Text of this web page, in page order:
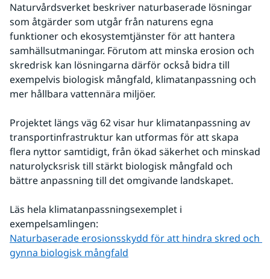
Naturvårdsverket beskriver naturbaserade lösningar
som åtgärder som utgår från naturens egna
funktioner och ekosystemtjänster för att hantera
samhällsutmaningar. Förutom att minska erosion och
skredrisk kan lösningarna därför också bidra till
exempelvis biologisk mångfald, klimatanpassning och
mer hållbara vattennära miljöer.
Projektet längs väg 62 visar hur klimatanpassning av
transportinfrastruktur kan utformas för att skapa
flera nyttor samtidigt, från ökad säkerhet och minskad
naturolycksrisk till stärkt biologisk mångfald och
bättre anpassning till det omgivande landskapet.
Läs hela klimatanpassningsexemplet i
exempelsamlingen:
Naturbaserade erosionsskydd för att hindra skred och
gynna biologisk mångfald